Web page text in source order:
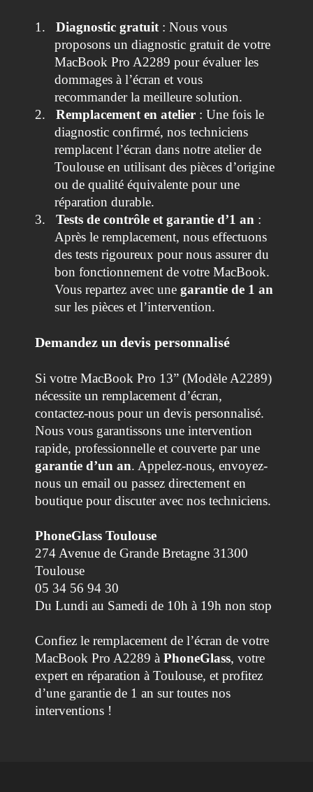
1. Diagnostic gratuit : Nous vous
proposons un diagnostic gratuit de votre
MacBook Pro A2289 pour évaluer les
dommages à l’écran et vous
recommander la meilleure solution.
2. Remplacement en atelier : Une fois le
diagnostic confirmé, nos techniciens
remplacent l’écran dans notre atelier de
Toulouse en utilisant des pièces d’origine
ou de qualité équivalente pour une
réparation durable.
3. Tests de contrôle et garantie d’1 an :
Après le remplacement, nous effectuons
des tests rigoureux pour nous assurer du
bon fonctionnement de votre MacBook.
Vous repartez avec une garantie de 1 an
sur les pièces et l’intervention.
Demandez un devis personnalisé
Si votre MacBook Pro 13” (Modèle A2289)
nécessite un remplacement d’écran,
contactez-nous pour un devis personnalisé.
Nous vous garantissons une intervention
rapide, professionnelle et couverte par une
garantie d’un an. Appelez-nous, envoyez-
nous un email ou passez directement en
boutique pour discuter avec nos techniciens.
PhoneGlass Toulouse
274 Avenue de Grande Bretagne 31300
Toulouse
05 34 56 94 30
Du Lundi au Samedi de 10h à 19h non stop
Confiez le remplacement de l’écran de votre
MacBook Pro A2289 à PhoneGlass, votre
expert en réparation à Toulouse, et profitez
d’une garantie de 1 an sur toutes nos
interventions !